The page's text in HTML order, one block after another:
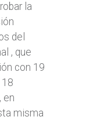
la
del
, que
con 19
18
en
misma